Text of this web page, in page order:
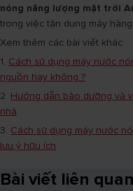
nóng năng lượng mặt trời
trong việc tận dụng máy hàng
Xem thêm các bài viết khác:
1. Cách sử dụng máy nước
nguồn hay không ?
2. Hướng dẫn bảo dưỡng và
nhà
3. Cách sử dụng máy nước
lưu ý hữu ích
Bài viết liên quan